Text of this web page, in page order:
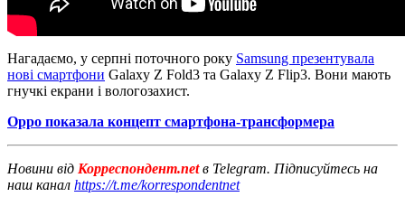
Нагадаємо, у серпні поточного року Samsung презентувала
нові смартфони Galaxy Z Fold3 та Galaxy Z Flip3. Вони мають
гнучкі екрани і вологозахист.
Oppo показала концепт смартфона-трансформера
Новини від Корреспондент.netв Telegram. Підписуйтесь на
наш канал https://t.me/korrespondentnet